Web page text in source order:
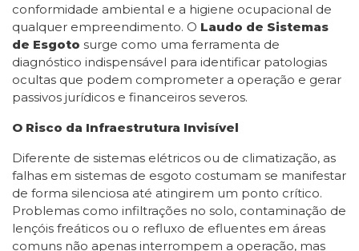
conformidade ambiental e a higiene ocupacional de
qualquer empreendimento. O Laudo de Sistemas
de Esgoto surge como uma ferramenta de
diagnóstico indispensável para identificar patologias
ocultas que podem comprometer a operação e gerar
passivos jurídicos e financeiros severos.
O Risco da Infraestrutura Invisível
Diferente de sistemas elétricos ou de climatização, as
falhas em sistemas de esgoto costumam se manifestar
de forma silenciosa até atingirem um ponto crítico.
Problemas como infiltrações no solo, contaminação de
lençóis freáticos ou o refluxo de efluentes em áreas
comuns não apenas interrompem a operação, mas